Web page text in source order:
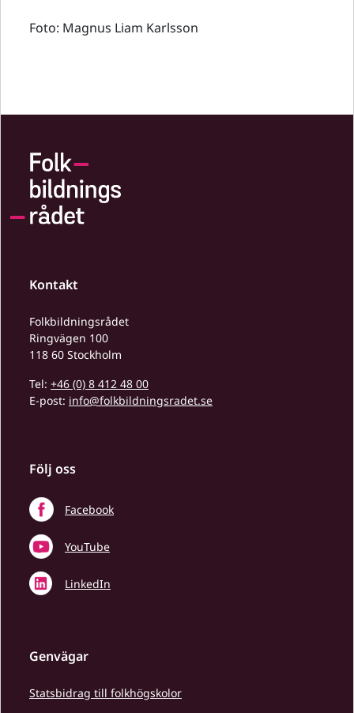
Foto: Magnus Liam Karlsson
Kontakt
Folkbildningsrådet
Ringvägen 100
118 60 Stockholm
Tel: +46 (0) 8 412 48 00
E-post: info@folkbildningsradet.se
Följ oss
Facebook
YouTube
LinkedIn
Genvägar
Statsbidrag till folkhögskolor